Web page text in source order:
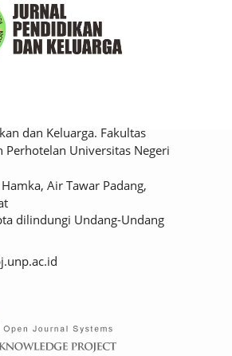
dan Keluarga. Fakultas
Perhotelan Universitas Negeri
Air Tawar Padang,
dilindungi Undang-Undang